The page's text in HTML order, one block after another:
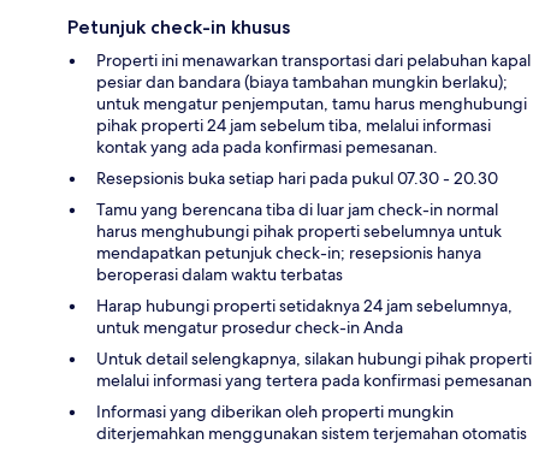
Petunjuk check-in khusus
Properti ini menawarkan transportasi dari pelabuhan kapal
pesiar dan bandara (biaya tambahan mungkin berlaku);
untuk mengatur penjemputan, tamu harus menghubungi
pihak properti 24 jam sebelum tiba, melalui informasi
kontak yang ada pada konfirmasi pemesanan.
Resepsionis buka setiap hari pada pukul 07.30 - 20.30
Tamu yang berencana tiba di luar jam check-in normal
harus menghubungi pihak properti sebelumnya untuk
mendapatkan petunjuk check-in; resepsionis hanya
beroperasi dalam waktu terbatas
Harap hubungi properti setidaknya 24 jam sebelumnya,
untuk mengatur prosedur check-in Anda
Untuk detail selengkapnya, silakan hubungi pihak properti
melalui informasi yang tertera pada konfirmasi pemesanan
Informasi yang diberikan oleh properti mungkin
diterjemahkan menggunakan sistem terjemahan otomatis